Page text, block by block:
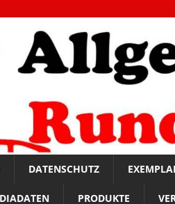
DATENSCHUTZ
PRODUKTE